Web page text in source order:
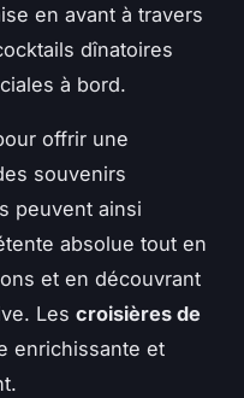
en avant à travers
dînatoires
à bord.
offrir une
souvenirs
peuvent ainsi
absolue tout en
et en découvrant
Les croisières de
enrichissante et